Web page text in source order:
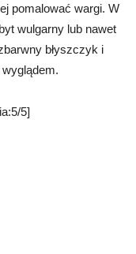
pomalować wargi. W
wulgarny lub nawet
błyszczyk i
5]